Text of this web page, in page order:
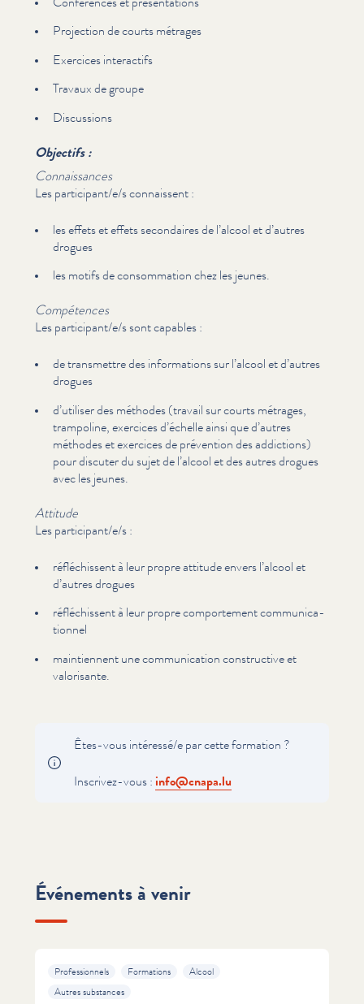
Projection de courts métrages
Exercices interactifs
Travaux de groupe
Discussions
Objectifs :
Con­nais­sances
Les participant/​e/​s connaissent :
les effets et effets secondaires de l’alcool et d’autres
drogues
les motifs de con­som­ma­tion chez les jeunes.
Compétences
Les participant/​e/​s sont capables :
de transmettre des infor­ma­tions sur l’alcool et d’autres
drogues
d’utiliser des méthodes (travail sur courts métrages,
trampoline, exercices d’échelle ainsi que d’autres
méthodes et exercices de prévention des addictions)
pour discuter du sujet de l’alcool et des autres drogues
avec les jeunes.
Attitude
Les participant/​e/​s :
réfléchissent à leur propre attitude envers l’alcool et
d’autres drogues
réfléchissent à leur propre com­porte­ment com­mu­ni­ca­
tion­nel
main­ti­en­nent une com­mu­ni­ca­tion con­struc­tive et
valorisante.
Êtes-vous intéressé/​e par cette formation ?
Inscrivez-vous : info@​cnapa.​lu
Événements à venir
Professionnels Formations
Alcool
Autres substances